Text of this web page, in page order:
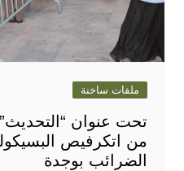
ملفات ساخنة
تحت عنوان
من اتكرفيص
الضرائب بوجدة